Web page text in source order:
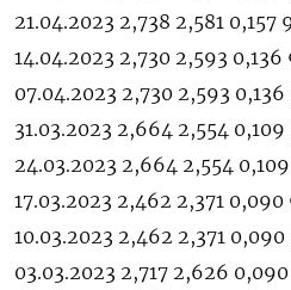
21.04.2023 2,738 2,581 0,157
14.04.2023 2,730 2,593
07.04.2023 2,730 2,593
31.03.2023 2,664 2,554
24.03.2023 2,664 2,554
17.03.2023 2,462 2,371
10.03.2023 2,462 2,371
03.03.2023 2,717 2,626